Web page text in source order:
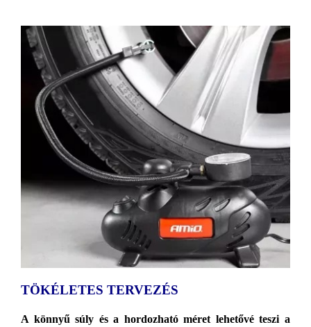
TÖKÉLETES TERVEZÉS
A könnyű súly és a hordozható méret lehetővé teszi a